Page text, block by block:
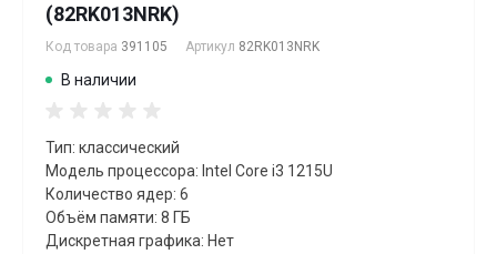
(82RK013NRK)
Код товара 391105 Артикул 82RK013NRK
В наличии
Тип: классический
Модель процессора: Intel Core i3 1215U
Количество ядер: 6
Объём памяти: 8 ГБ
Дискретная графика: Нет